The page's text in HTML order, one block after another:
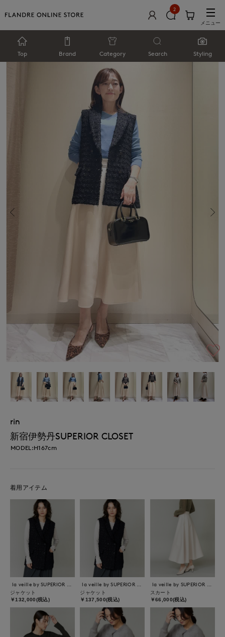
2
メニュー
Top Brand Category Search Styling
rin
新宿伊勢丹SUPERIOR CLOSET
MODEL:H167cm
着用アイテム
ジャケット
￥132,000(税込)
ジャケット
￥137,500(税込)
スカート
￥66,000(税込)